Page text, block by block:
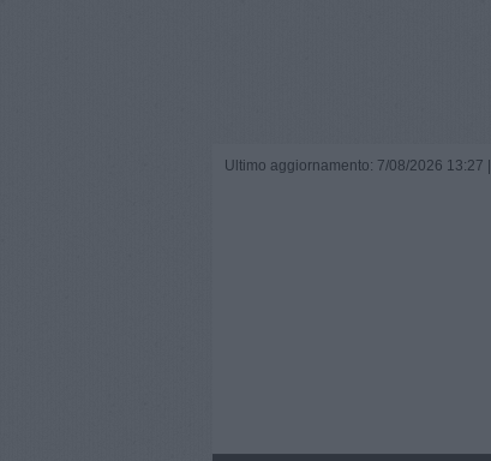
Ultimo aggiornamento: 7/08/2026 13:27 |